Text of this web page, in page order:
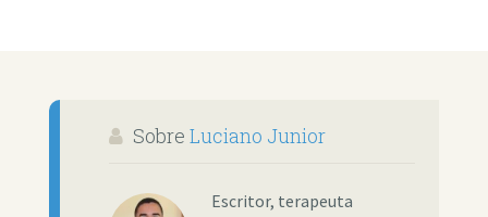
Sobre Luciano Junior
Escritor, terapeuta